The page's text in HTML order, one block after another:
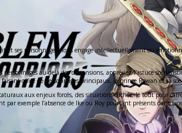
et ses personnages nous engageintellectuellement ou
au-delà des dimensions, appréciez l’astuce
office de personnages principaux, le prince Rowan et
aux enjeux forcés, des situations-clichés, le tout pour
exemple l’absence de Ike ou Roy pourtant présents dans